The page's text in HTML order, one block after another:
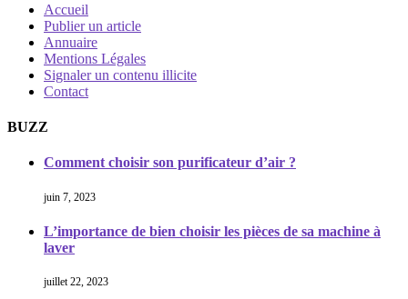
Accueil
Publier un article
Annuaire
Mentions Légales
Signaler un contenu illicite
Contact
BUZZ
Comment choisir son purificateur d’air ?
juin 7, 2023
L’importance de bien choisir les pièces de sa machine à
laver
juillet 22, 2023